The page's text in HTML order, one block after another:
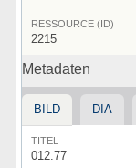
RESSOURCE (ID)
2215
Metadaten
BILD DIA
TITEL
012.77